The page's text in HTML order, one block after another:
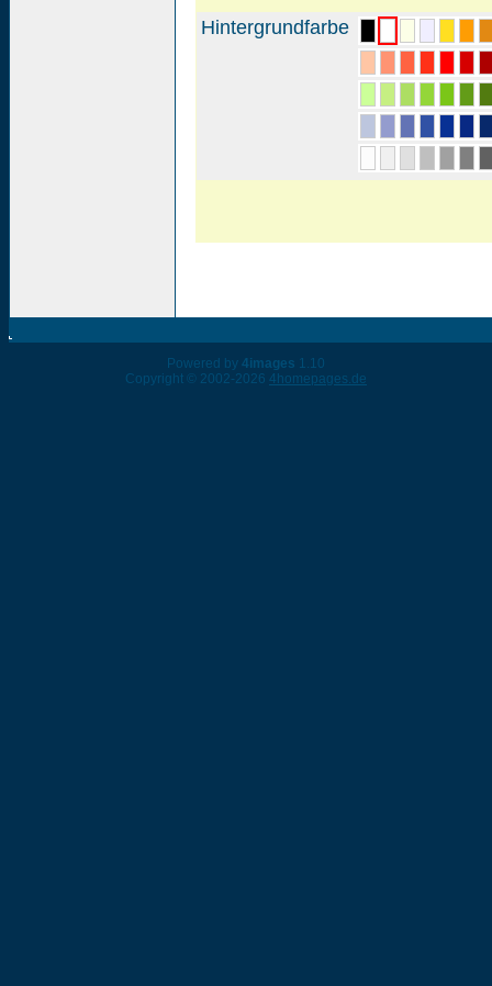
Hintergrundfarbe
Powered by 4images 1.10
Copyright © 2002-2026 4homepages.de